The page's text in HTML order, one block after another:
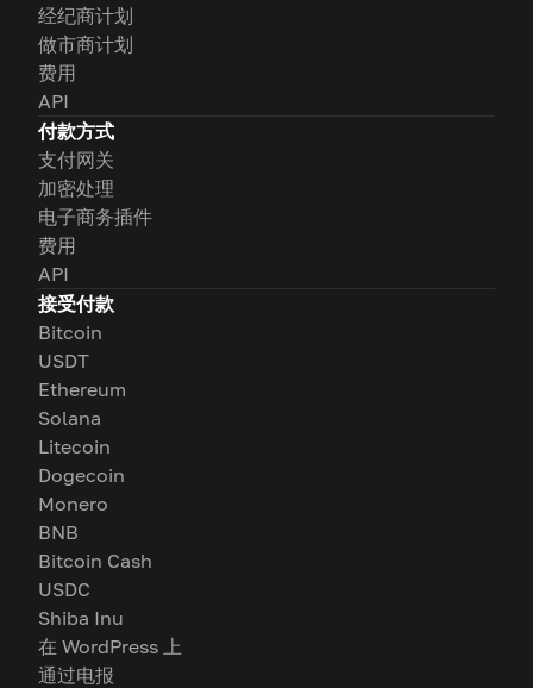
经纪商计划
做市商计划
费用
API
付款方式
支付网关
加密处理
电子商务插件
费用
API
接受付款
Bitcoin
USDT
Ethereum
Solana
Litecoin
Dogecoin
Monero
BNB
Bitcoin Cash
USDC
Shiba Inu
在 WordPress 上
通过电报